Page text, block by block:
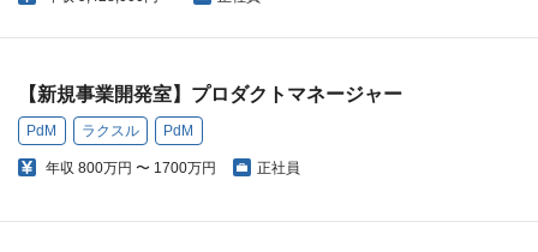
【新規事業開発室】プロダクトマネージャー
PdM ラクスル PdM
年収 800万円 〜 1700万円 正社員